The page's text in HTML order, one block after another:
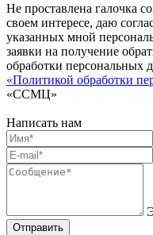
Не проставлена галочка
своем интересе, даю
указанных мной
заявки на получение
обработки персональных
«Политикой обработки
«ССМЦ»
Написать нам
Отправить